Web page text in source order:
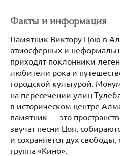
Факты и информация
Памятник Виктору Цою в
атмосферных и
приходят поклонники
любители рока и
городской культурой.
на пересечении улиц
в историческом центре
памятник — это
звучат песни Цоя,
и сохраняется дух
группа «Кино».